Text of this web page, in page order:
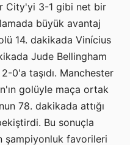
City'yi 3-1 gibi net bir
büyük avantaj
14. dakikada Vinícius
Jude Bellingham
0'a taşıdı. Manchester
golüyle maça ortak
78. dakikada attığı
Bu sonuçla
şampiyonluk favorileri